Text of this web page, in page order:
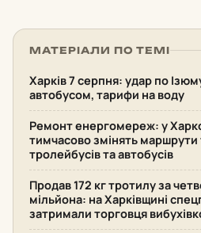
МАТЕРІАЛИ ПО ТЕМІ
Харків 7 серпня: удар по
автобусом, тарифи на воду
Ремонт енергомереж: у
тимчасово змінять маршрути
тролейбусів та автобусів
Продав 172 кг тротилу за
мільйона: на Харківщині
затримали торговця